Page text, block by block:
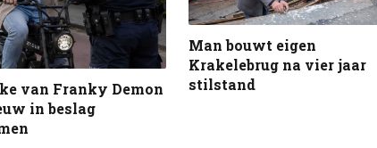
van Franky Demon
in beslag
Man bouwt eigen
Krakelebrug na vier jaar
stilstand